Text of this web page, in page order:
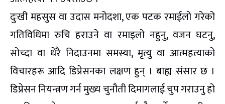
दुःखी महसुस वा उदास मनोदशा, एक पटक रमाईलो गरेको
गतिविधिमा रुचि हराउने वा रमाइलो नहुनु, वजन घटनु,
सोच्दा वा धेरै निदाउनमा समस्या, मृत्यु वा आत्महत्याको
विचारहरू आदि डिप्रेसनका लक्षण हुन् । बाह्य संसार छ ।
डिप्रेसन नियन्त्रण गर्न मुख्य चुनौती दिमागलाई चुप गराउनु हो